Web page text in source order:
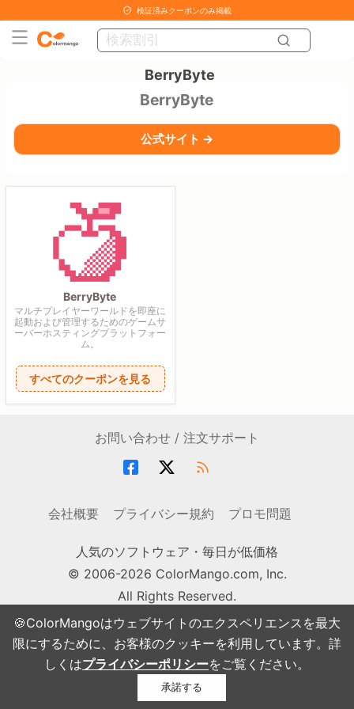
🍪ColorMangoはウェブサイトのエクスペリエンスを最大
限にするために、お客様のクッキーを利用しています。詳
しくはプライバシーポリシーをご覧ください。
承諾する
検証済みクーポンのみ掲載
BerryByte
BerryByte
公式サイト →
BerryByte
マルチプレイヤーワールドを即座に
起動および管理するためのゲームサ
ーバーホスティングプラットフォー
ム。
すべてのクーポンを見る
お問い合わせ / 注文サポート
会社概要 プライバシー規約 プロモ問題
人気のソフトウェア・毎日が低価格
© 2006-2026 ColorMango.com, Inc.
All Rights Reserved.